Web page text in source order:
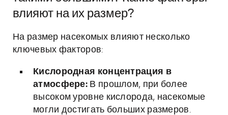
влияют на их размер?
На размер насекомых влияют несколько
ключевых факторов:
Кислородная концентрация в
атмосфере: В прошлом, при более
высоком уровне кислорода, насекомые
могли достигать больших размеров.